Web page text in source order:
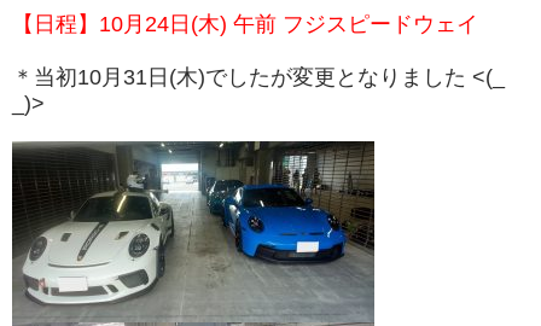
menu
products
Sales
Customer
Racing
PPF/
【日程】10月24日(木) 午前 フジスピードウェイ
＊当初10月31日(木)でしたが変更となりました <(_
_)>